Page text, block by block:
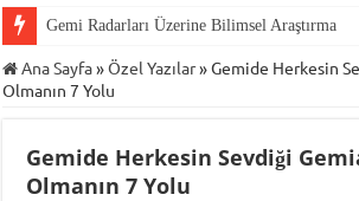
Gemi Radarları Üzerine Bilimsel Araştırma
Ana Sayfa»Özel Yazılar»Gemide Herkesin
Olmanın 7 Yolu
Gemide Herkesin Sevdiği
Olmanın 7 Yolu